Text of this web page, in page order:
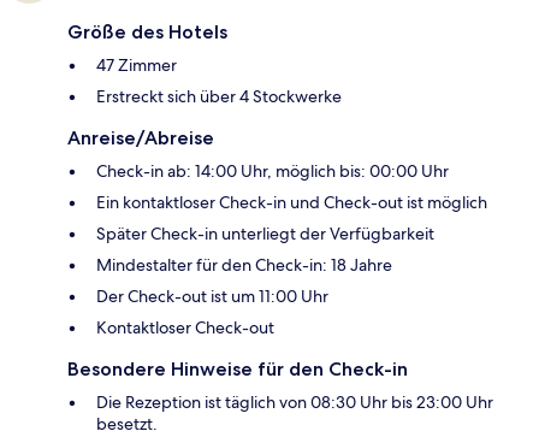
Größe des Hotels
47 Zimmer
Erstreckt sich über 4 Stockwerke
Anreise/Abreise
Check-in ab: 14:00 Uhr, möglich bis: 00:00 Uhr
Ein kontaktloser Check-in und Check-out ist möglich
Später Check-in unterliegt der Verfügbarkeit
Mindestalter für den Check-in: 18 Jahre
Der Check-out ist um 11:00 Uhr
Kontaktloser Check-out
Besondere Hinweise für den Check-in
Die Rezeption ist täglich von 08:30 Uhr bis 23:00 Uhr
besetzt.